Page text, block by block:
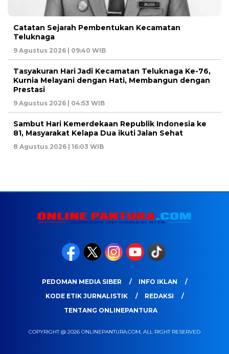
Catatan Sejarah Pembentukan Kecamatan
Teluknaga
9 Agustus 2026 | 09:40 WIB
Tasyakuran Hari Jadi Kecamatan Teluknaga Ke-76,
Kurnia Melayani dengan Hati, Membangun dengan
Prestasi
9 Agustus 2026 | 04:53 WIB
Sambut Hari Kemerdekaan Republik Indonesia ke
81, Masyarakat Kelapa Dua ikuti Jalan Sehat
8 Agustus 2026 | 16:03 WIB
PEDOMAN MEDIA SIBER
INFO IKLAN
KODE ETIK JURNALISTIK
REDAKSI
TENTANG ONLINEPANTURA
COPYRIGHT @ 2026 ONLINEPANTURA.COM, ALL RIGHT RESERVED